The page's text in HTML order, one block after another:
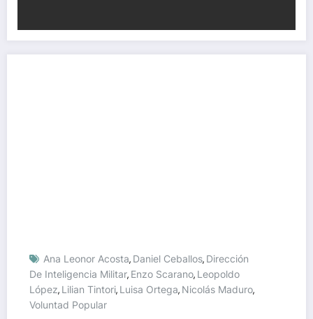
Ana Leonor Acosta, Daniel Ceballos, Dirección
De Inteligencia Militar, Enzo Scarano, Leopoldo
López, Lilian Tintori, Luisa Ortega, Nicolás Maduro,
Voluntad Popular